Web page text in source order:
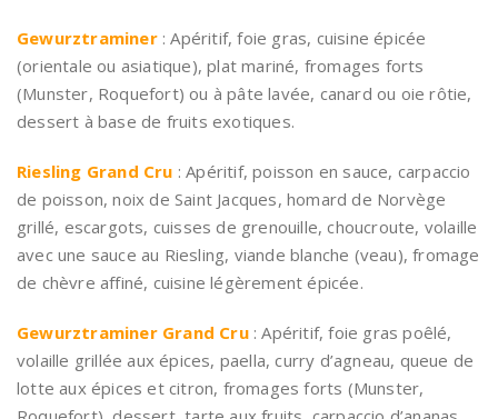
Gewurztraminer: Apéritif, foie gras, cuisine épicée
(orientale ou asiatique), plat mariné, fromages forts
(Munster, Roquefort) ou à pâte lavée, canard ou oie rôtie,
dessert à base de fruits exotiques.
Riesling Grand Cru : Apéritif, poisson en sauce, carpaccio
de poisson, noix de Saint Jacques, homard de Norvège
grillé, escargots, cuisses de grenouille, choucroute, volaille
avec une sauce au Riesling, viande blanche (veau), fromage
de chèvre affiné, cuisine légèrement épicée.
Gewurztraminer Grand Cru: Apéritif, foie gras poêlé,
volaille grillée aux épices, paella, curry d’agneau, queue de
lotte aux épices et citron, fromages forts (Munster,